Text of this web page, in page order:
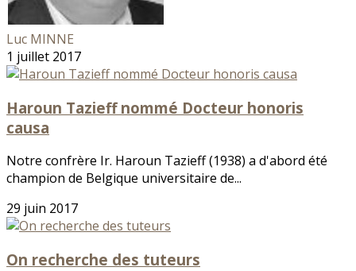
Luc MINNE
1 juillet 2017
Haroun Tazieff nommé Docteur honoris
causa
Notre confrère Ir. Haroun Tazieff (1938) a d'abord été
champion de Belgique universitaire de...
29 juin 2017
On recherche des tuteurs